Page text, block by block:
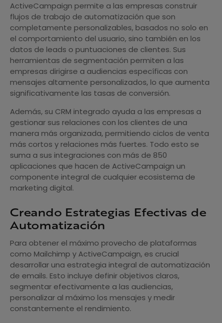
ActiveCampaign permite a las empresas construir
flujos de trabajo de automatización que son
completamente personalizables, basados no solo en
el comportamiento del usuario, sino también en los
datos de leads o puntuaciones de clientes. Sus
herramientas de segmentación permiten a las
empresas dirigirse a audiencias específicas con
mensajes altamente personalizados, lo que aumenta
significativamente las tasas de conversión.
Además, su CRM integrado ayuda a las empresas a
gestionar sus relaciones con los clientes de una
manera más organizada, permitiendo ciclos de venta
más cortos y relaciones más fuertes. Todo esto se
suma a sus integraciones con más de 850
aplicaciones que hacen de ActiveCampaign un
componente integral de cualquier ecosistema de
marketing digital.
Creando Estrategias Efectivas de
Automatización
Para obtener el máximo provecho de plataformas
como Mailchimp y ActiveCampaign, es crucial
desarrollar una estrategia integral de automatización
de emails. Esto incluye definir objetivos claros,
segmentar efectivamente a las audiencias,
personalizar al máximo los mensajes y medir
constantemente el rendimiento.